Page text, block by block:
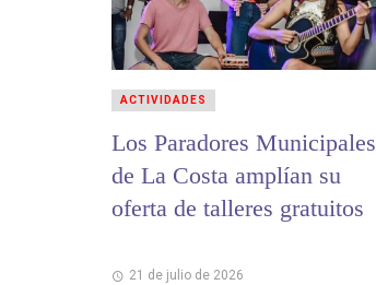
Los Paradores Municipales
de La Costa amplían su
oferta de talleres gratuitos
21 de julio de 2026
ACTIVIDADES